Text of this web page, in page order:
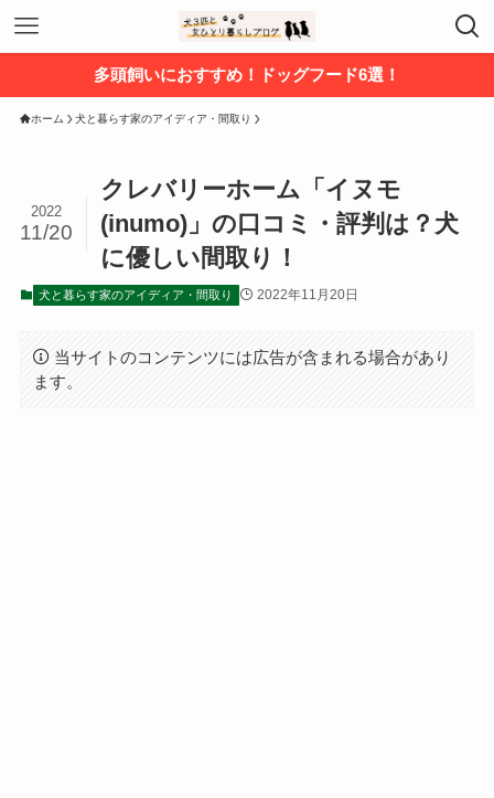
多頭飼いにおすすめ！ドッグフード6選！
ホーム 犬と暮らす家のアイディア・間取り
クレバリーホーム「イヌモ
(inumo)」の口コミ・評判は？犬
に優しい間取り！
2022
11/20
犬と暮らす家のアイディア・間取り 2022年11月20日
当サイトのコンテンツには広告が含まれる場合があり
ます。